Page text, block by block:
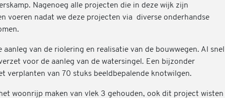
Nagenoeg alle projecten die in deze wijk zijn
voeren nadat we deze projecten via diverse onderhandse
aanleg van de riolering en realisatie van de bouwwegen. Al snel
voor de aanleg van de watersingel. Een bijzonder
verplanten van 70 stuks beeldbepalende knotwilgen.
woonrijp maken van vlek 3 gehouden, ook dit project wisten